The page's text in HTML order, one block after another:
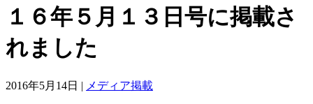
１６年５月１３日号に掲載さ
れました
2016年5月14日 | メディア掲載